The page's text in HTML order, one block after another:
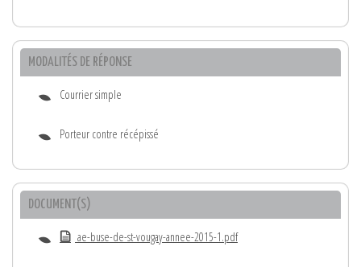
MODALITÉS DE RÉPONSE
Courrier simple
Porteur contre récépissé
DOCUMENT(S)
ae-buse-de-st-vougay-annee-2015-1.pdf